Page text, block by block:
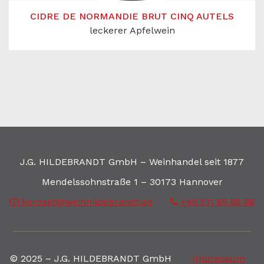
CIDRE DE NORMANDIE BRUT CINQ AUTELS
leckerer Apfelwein
J.G. HILDEBRANDT GmbH – Weinhandel seit 1877
Mendelssohnstraße 1 – 30173 Hannover
kontakt@weinhildebrandt.de
+49 511 88 88 88
© 2025 – J.G. HILDEBRANDT GmbH Impressum